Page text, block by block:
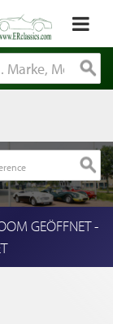
GEÖFFNET -